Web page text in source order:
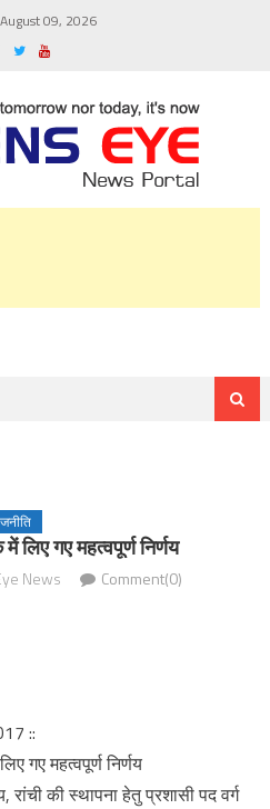
09, 2026
लिए गए महत्वपूर्ण निर्णय
News Comment(0)
::
गए महत्वपूर्ण निर्णय
रांची की स्थापना हेतु प्रशासी पद वर्ग